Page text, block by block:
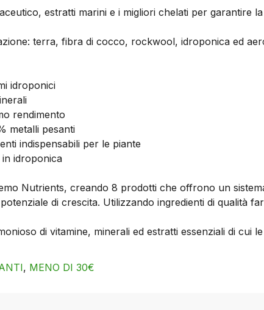
estratti marini e i migliori chelati per garantire
terra, fibra di cocco, rockwool, idroponica ed
idroponici
rendimento
metalli pesanti
indispensabili per le piante
idroponica
Nutrients, creando 8 prodotti che offrono un
di crescita. Utilizzando ingredienti di qualità
di vitamine, minerali ed estratti essenziali di cui
, MENO DI 30€